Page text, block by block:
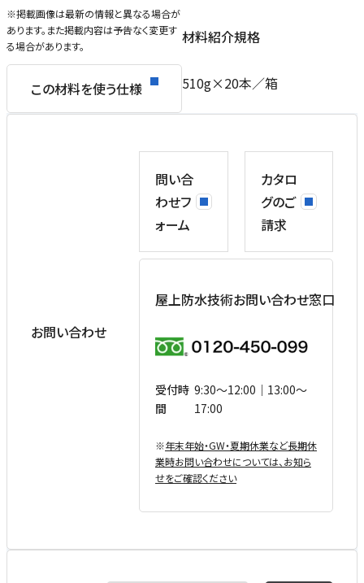
※掲載画像は最新の情報と異なる場合が
あります。また掲載内容は予告なく変更す
る場合があります。
この材料を使う仕様
材料紹介規格
510g×20本／箱
お問い合わせ
問い合
わせフ
ォーム
カタロ
グのご
請求
屋上防水技術お問い合わせ窓口
受付時
間
9:30〜12:00｜13:00〜
17:00
※年末年始・GW・夏期休業など⻑期休
業時お問い合わせについては、お知ら
せをご確認ください